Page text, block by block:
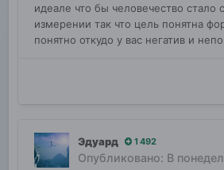
выполнять свою
человечества — это
друга, для созидания не
идеале что бы человечество стало
измерении так что цель понятна
понятно откудо у вас негатив и
Эдуард 1 492
Опубликовано: В